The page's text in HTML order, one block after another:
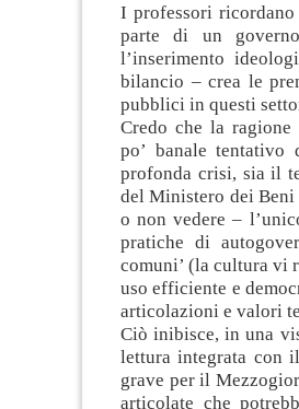
I professori
parte di un
l’inserimento
bilancio – crea le
pubblici in questi
Credo che la
po’ banale
profonda crisi, sia il
del Ministero dei
o non vedere –
pratiche di
comuni’ (la cultura vi
uso efficiente e
articolazioni e valori
Ciò inibisce, in una
lettura integrata con
grave per il
articolate che